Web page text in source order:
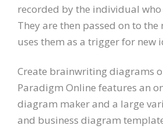
recorded by the individual
They are then passed on to the
uses them as a trigger for new
Create brainwriting diagrams
Paradigm Online features an
diagram maker and a large
and business diagram